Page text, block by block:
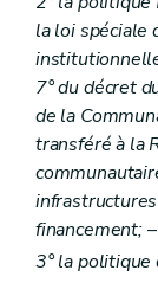
Titre
la loi spéciale
7° du décret
de la
transféré à la
financement;–
3° la politique